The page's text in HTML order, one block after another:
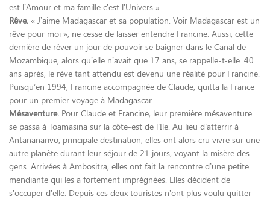
est l’Amour et ma famille c’est l’Univers ».
Rêve. « J’aime Madagascar et sa population. Voir Madagascar est un
rêve pour moi », ne cesse de laisser entendre Francine. Aussi, cette
dernière de rêver un jour de pouvoir se baigner dans le Canal de
Mozambique, alors qu’elle n’avait que 17 ans, se rappelle-t-elle. 40
ans après, le rêve tant attendu est devenu une réalité pour Francine.
Puisqu’en 1994, Francine accompagnée de Claude, quitta la France
pour un premier voyage à Madagascar.
Mésaventure. Pour Claude et Francine, leur première mésaventure
se passa à Toamasina sur la côte-est de l’Ile. Au lieu d’atterrir à
Antananarivo, principale destination, elles ont alors cru vivre sur une
autre planète durant leur séjour de 21 jours, voyant la misère des
gens. Arrivées à Ambositra, elles ont fait la rencontre d’une petite
mendiante qui les a fortement imprégnées. Elles décident de
s’occuper d’elle. Depuis ces deux touristes n’ont plus voulu quitter